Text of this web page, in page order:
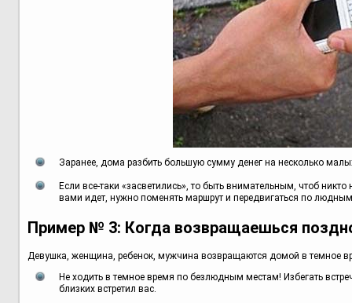
Заранее, дома разбить большую сумму денег на несколько
Если все-таки «засветились», то быть внимательным, чтоб
вами идет, нужно поменять маршрут и передвигаться по
Пример № 3: Когда возвращаешься
Девушка, женщина, ребенок, мужчина возвращаются домой в темное
Не ходить в темное время по безлюдным местам! Избегать
близких встретил вас.